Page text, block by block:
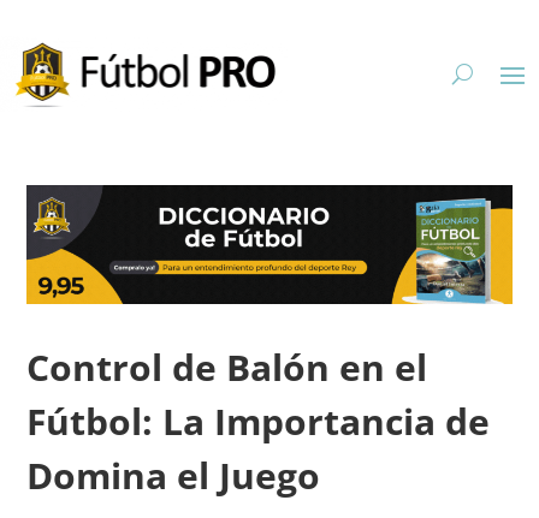
Control de Balón en el
Fútbol: La Importancia de
Domina el Juego